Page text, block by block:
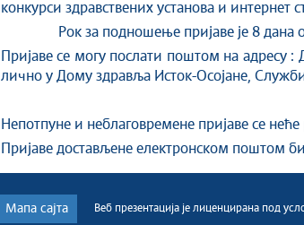
конкурси здравствених установа и
Рок за подношење пријаве је 8 дана од
Пријаве се могу послати поштом на адресу
лично у Дому здравља Исток-Осојане, Служби
Непотпуне и неблаговремене пријаве се неће
Пријаве достављене електронском поштом
Мапа сајта Веб презентација jе лиценциранa под